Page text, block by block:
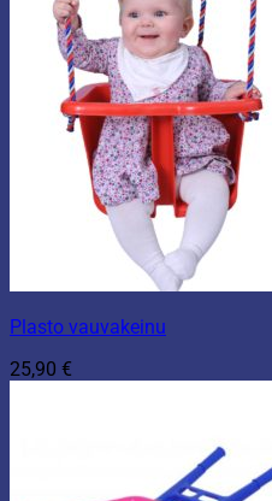
Plasto vauvakeinu
25,90 €